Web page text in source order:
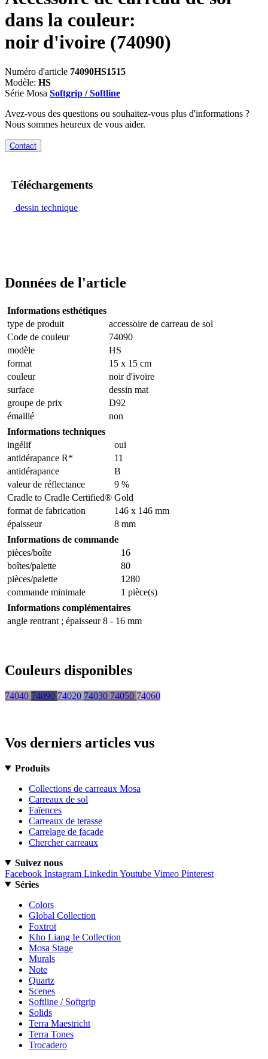
dans la couleur:
noir d'ivoire (74090)
Numéro d'article 74090HS1515
Modèle: HS
Série Mosa Softgrip / Softline
Avez-vous des questions ou souhaitez-vous plus d'informations ?
Nous sommes heureux de vous aider.
Contact
Téléchargements
dessin technique
Données de l'article
Informations esthétiques
type de produit
accessoire de carreau de sol
Code de couleur
74090
modèle
HS
format
15 x 15 cm
couleur
noir d'ivoire
surface
dessin mat
groupe de prix
D92
émaillé
non
Informations techniques
ingélif
oui
antidérapance R*
11
antidérapance
B
valeur de réflectance
9 %
Cradle to Cradle Certified® Gold
format de fabrication
146 x 146 mm
épaisseur
8 mm
Informations de commande
pièces/boîte
16
boîtes/palette
80
pièces/palette
1280
commande minimale
1 pièce(s)
Informations complémentaires
angle rentrant ; épaisseur 8 - 16 mm
Couleurs disponibles
74040 74090 74020 74030 74050 74060
Vos derniers articles vus
Produits
Collections de carreaux Mosa
Carreaux de sol
Faïences
Carreaux de terasse
Carrelage de facade
Chercher carreaux
Suivez nous
Facebook Instagram Linkedin Youtube Vimeo Pinterest
Séries
Colors
Global Collection
Foxtrot
Kho Liang Ie Collection
Mosa Stage
Murals
Note
Quartz
Scenes
Softline / Softgrip
Solids
Terra Maestricht
Terra Tones
Trocadero